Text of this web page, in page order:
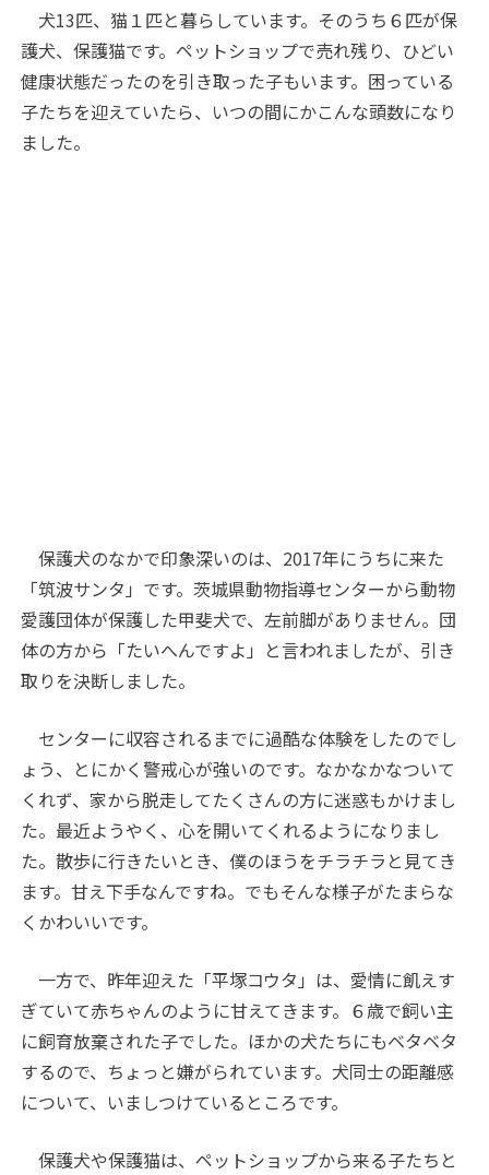
犬13匹、猫１匹と暮らしています。そのうち６匹が保
護犬、保護猫です。ペットショップで売れ残り、ひどい
健康状態だったのを引き取った子もいます。困っている
子たちを迎えていたら、いつの間にかこんな頭数になり
ました。
保護犬のなかで印象深いのは、2017年にうちに来た
「筑波サンタ」です。茨城県動物指導センターから動物
愛護団体が保護した甲斐犬で、左前脚がありません。団
体の方から「たいへんですよ」と言われましたが、引き
取りを決断しました。
センターに収容されるまでに過酷な体験をしたのでし
ょう、とにかく警戒心が強いのです。なかなかなついて
くれず、家から脱走してたくさんの方に迷惑もかけまし
た。最近ようやく、心を開いてくれるようになりまし
た。散歩に行きたいとき、僕のほうをチラチラと見てき
ます。甘え下手なんですね。でもそんな様子がたまらな
くかわいいです。
一方で、昨年迎えた「平塚コウタ」は、愛情に飢えす
ぎていて赤ちゃんのように甘えてきます。６歳で飼い主
に飼育放棄された子でした。ほかの犬たちにもベタベタ
するので、ちょっと嫌がられています。犬同士の距離感
について、いましつけているところです。
保護犬や保護猫は、ペットショップから来る子たちと